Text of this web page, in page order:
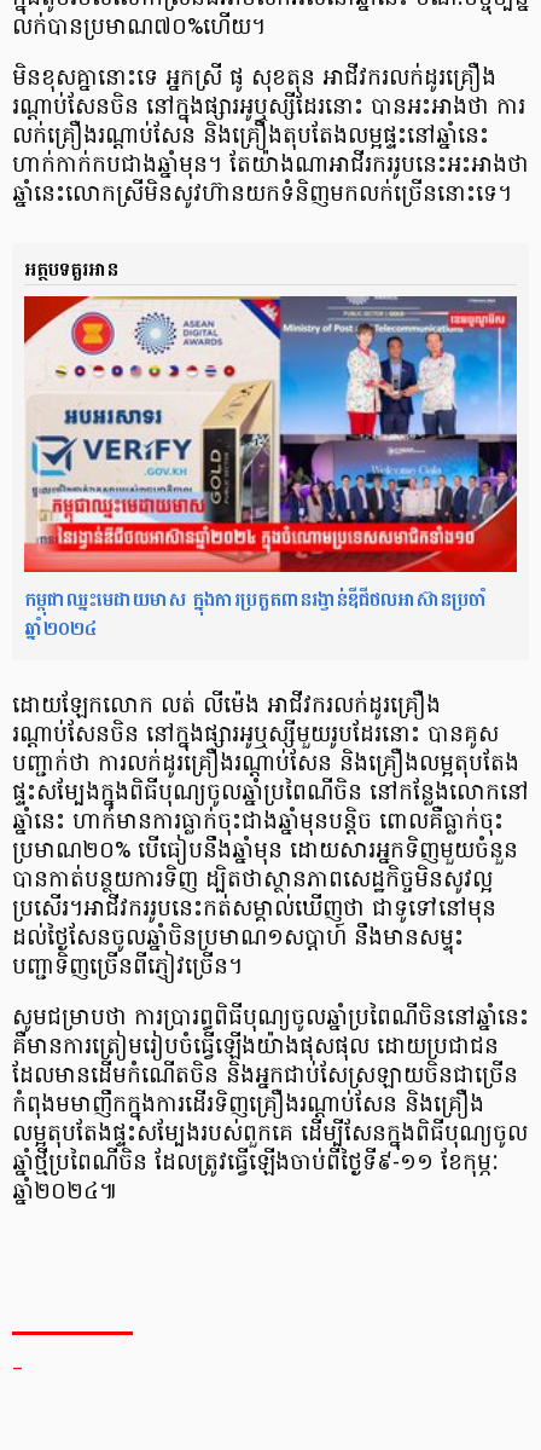
លក់បានប្រមាណ៧០%ហើយ។
មិនខុសគ្នានោះទេ អ្នកស្រី ផូ សុខតុន អាជីវករលក់ដូរគ្រឿង
រណ្ដាប់សែនចិន នៅក្នុងផ្សារអូឬស្សីដែរនោះ បានអះអាងថា ការ
លក់គ្រឿងរណ្តាប់សែន និងគ្រឿងតុបតែងលម្អផ្ទះនៅឆ្នាំនេះ
ហាក់កាក់កបជាងឆ្នាំមុន​។ តែយ៉ាងណាអាជីរកររូបនេះអះអាងថា
ឆ្នាំនេះលោកស្រីមិនសូវហ៊ានយកទំនិញមកលក់ច្រើននោះទេ។
អត្ថបទគួរអាន
កម្ពុជាឈ្នះមេដាយមាស ក្នុងការប្រកួតពានរង្វាន់ឌីជីថលអាស៊ានប្រចាំ
ឆ្នាំ២០២៤
ដោយឡែកលោក លត់ លីម៉េង អាជីវករលក់ដូរគ្រឿង
រណ្ដាប់សែនចិន នៅក្នុងផ្សារអូឬស្សីមួយរូបដែរនោះ បានគូស
បញ្ជាក់ថា ការលក់ដូរគ្រឿងរណ្ដាប់សែន និងគ្រឿងលម្អតុបតែង
ផ្ទះសម្បែងក្នុងពិធីបុណ្យចូលឆ្នាំប្រពៃណីចិន នៅកន្លែងលោកនៅ
ឆ្នាំនេះ ហាក់មានការធ្លាក់ចុះជាងឆ្នាំមុនបន្តិច ពោលគឺធ្លាក់ចុះ
ប្រមាណ២០% បើធៀបនឹងឆ្នាំមុន ដោយសារអ្នកទិញមួយចំនួន
បានកាត់បន្ថយការទិញ ដ្បិតថាស្ថានភាពសេដ្ឋកិច្ចមិនសូវល្អ
ប្រសើរ។អាជីវកររូបនេះកត់សម្គាល់ឃើញថា ជាទូទៅនៅមុន
ដល់ថ្ងៃសែនចូលឆ្នាំចិនប្រមាណ១សប្តាហ៍ នឹងមានសម្ទុះ
បញ្ជាទិញច្រើនពីភ្ញៀវច្រើន។
​សូមជម្រាបថា ការប្រារព្ធពិធីបុណ្យចូលឆ្នាំប្រពៃណីចិននៅឆ្នាំនេះ
គឺមានការត្រៀមរៀបចំធ្វើឡើងយ៉ាងផុសផុល ដោយប្រជាជន
ដែលមានដើមកំណើតចិន និងអ្នកជាប់សែស្រឡាយចិនជាច្រើន
កំពុងមមាញឹកក្នុងការដើរទិញគ្រឿងរណ្ដាប់សែន និងគ្រឿង
លម្អតុបតែងផ្ទះសម្បែងរបស់ពួកគេ ដើម្បីសែនក្នុងពិធីបុណ្យចូល
ឆ្នាំថ្មីប្រពៃណីចិន ដែលត្រូវធ្វើឡើងចាប់ពីថ្ងៃទី៩-១១ ខែកុម្ភៈ
ឆ្នាំ២០២៤៕
_